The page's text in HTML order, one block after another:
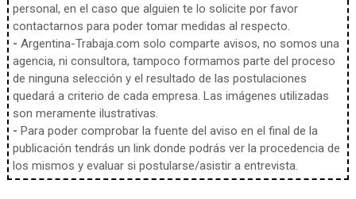
personal, en el caso que alguien te lo solicite por favor
contactarnos para poder tomar medidas al respecto.
- Argentina-Trabaja.com solo comparte avisos, no somos una
agencia, ni consultora, tampoco formamos parte del proceso
de ninguna selección y el resultado de las postulaciones
quedará a criterio de cada empresa. Las imágenes utilizadas
son meramente ilustrativas.
- Para poder comprobar la fuente del aviso en el final de la
publicación tendrás un link donde podrás ver la procedencia de
los mismos y evaluar si postularse/asistir a entrevista.